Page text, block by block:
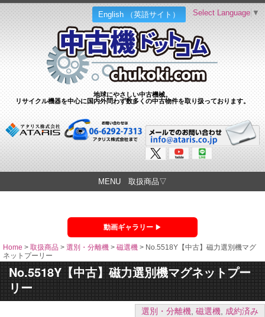
English （英語サイト）
地球にやさしい中古機械。
リサイクル機器を中心に国内外問わず数多くの中古物件を取り扱っております。
Select Language ▼
MENU 取扱商品▽
動画ギャラリー
Home > 取扱商品 > 選別・分離機 > 磁選機 > No.5518Y【中古】磁力選別機マグ
ネットプーリー
No.5518Y【中古】磁力選別機マグネットプー
リー
選別・分離機, 磁選機, 成約済み